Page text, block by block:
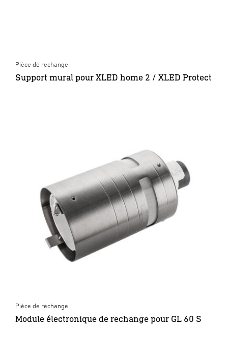
Pièce de rechange
Support mural pour XLED home 2 / XLED Protect
Pièce de rechange
Module électronique de rechange pour GL 60 S